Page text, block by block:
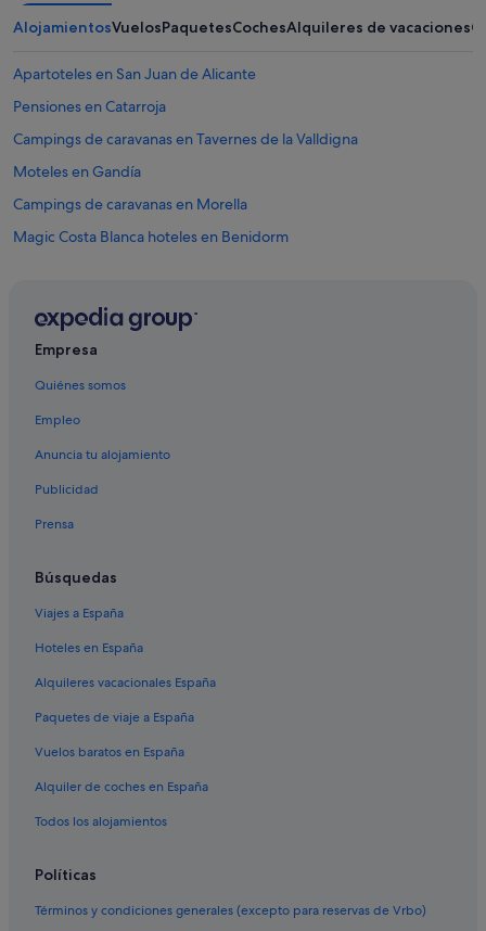
AlojamientosVuelosPaquetesCochesAlquileres de vacaciones
Apartoteles en San Juan de Alicante
Pensiones en Catarroja
Campings de caravanas en Tavernes de la Valldigna
Moteles en Gandía
Campings de caravanas en Morella
Magic Costa Blanca hoteles en Benidorm
Peñíscola hoteles
Pensiones en Torrent
Apartoteles en Mislata
Hoteles con todo incluido en Oropesa del Mar
Nh Hotels en Benidorm
Hoteles con todo incluido en Peñíscola
Pensiones en Ribarroja del Turia
Campings de caravanas en Villar del Arzobispo
Pensiones en Torrevieja
Apartoteles en Peñíscola
Pensiones en Alicante
Hoteles con todo incluido en Benidorm
Pensiones en Valencia
Empresa
Quiénes somos
Empleo
Anuncia tu alojamiento
Publicidad
Prensa
Búsquedas
Viajes a España
Hoteles en España
Alquileres vacacionales España
Paquetes de viaje a España
Vuelos baratos en España
Alquiler de coches en España
Todos los alojamientos
Políticas
Términos y condiciones generales (excepto para reservas de Vrbo)